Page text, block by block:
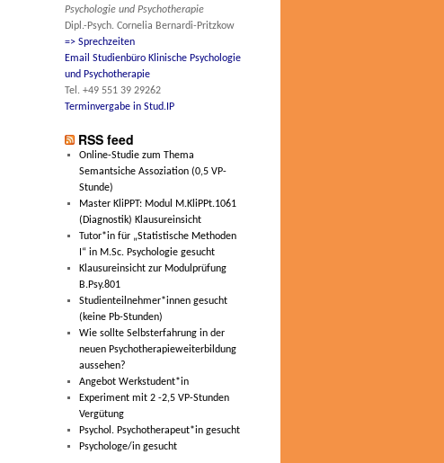
Psychologie und Psychotherapie
Dipl.-Psych. Cornelia Bernardi-Pritzkow
=> Sprechzeiten
Email Studienbüro Klinische Psychologie
und Psychotherapie
Tel. +49 551 39 29262
Terminvergabe in Stud.IP
RSS feed
Online-Studie zum Thema
Semantsiche Assoziation (0,5 VP-
Stunde)
Master KliPPT: Modul M.KliPPt.1061
(Diagnostik) Klausureinsicht
Tutor*in für „Statistische Methoden
I“ in M.Sc. Psychologie gesucht
Klausureinsicht zur Modulprüfung
B.Psy.801
Studienteilnehmer*innen gesucht
(keine Pb-Stunden)
Wie sollte Selbsterfahrung in der
neuen Psychotherapieweiterbildung
aussehen?
Angebot Werkstudent*in
Experiment mit 2 -2,5 VP-Stunden
Vergütung
Psychol. Psychotherapeut*in gesucht
Psychologe/in gesucht